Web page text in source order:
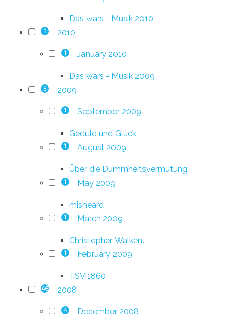
Das wars - Musik 2010
1 2010
1 January 2010
Das wars - Musik 2009
5 2009
1 September 2009
Geduld und Glück
1 August 2009
Über die Dummheitsvermutung
1 May 2009
misheard
1 March 2009
Christopher. Walken.
1 February 2009
TSV 1860
46 2008
4 December 2008